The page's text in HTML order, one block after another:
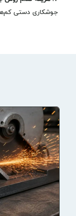
جوشکاری دستی